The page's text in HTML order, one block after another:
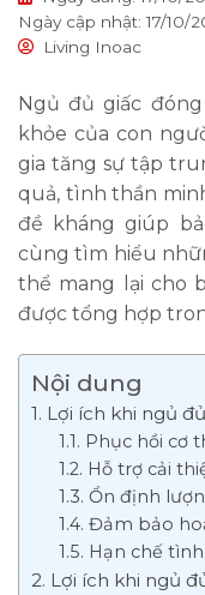
Ngày cập nhật: 17/10/
Living Inoac
Ngủ đủ giấc
khỏe của con
gia tăng sự tập
quả, tình thần
đề kháng giúp
cùng tìm hiểu
thể mang lại cho
được tổng hợp
Nội dung
1. Lợi ích khi ngủ
1.1. Phục hồi cơ
1.2. Hỗ trợ cải
1.3. Ổn định
1.4. Đảm bảo
1.5. Hạn chế
2. Lợi ích khi ngủ